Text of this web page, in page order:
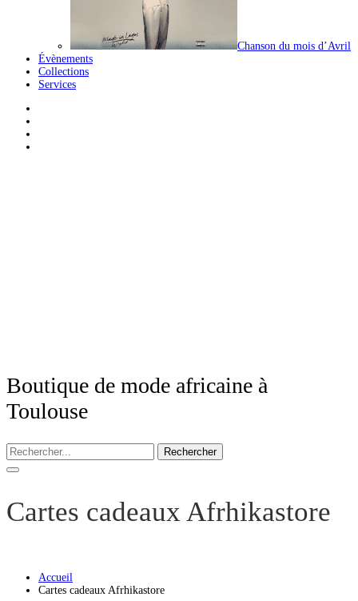
Chanson du mois d’Avril
Évènements
Collections
Services
Boutique de mode africaine à
Toulouse
Rechercher
Cartes cadeaux Afrhikastore
Accueil
Cartes cadeaux Afrhikastore